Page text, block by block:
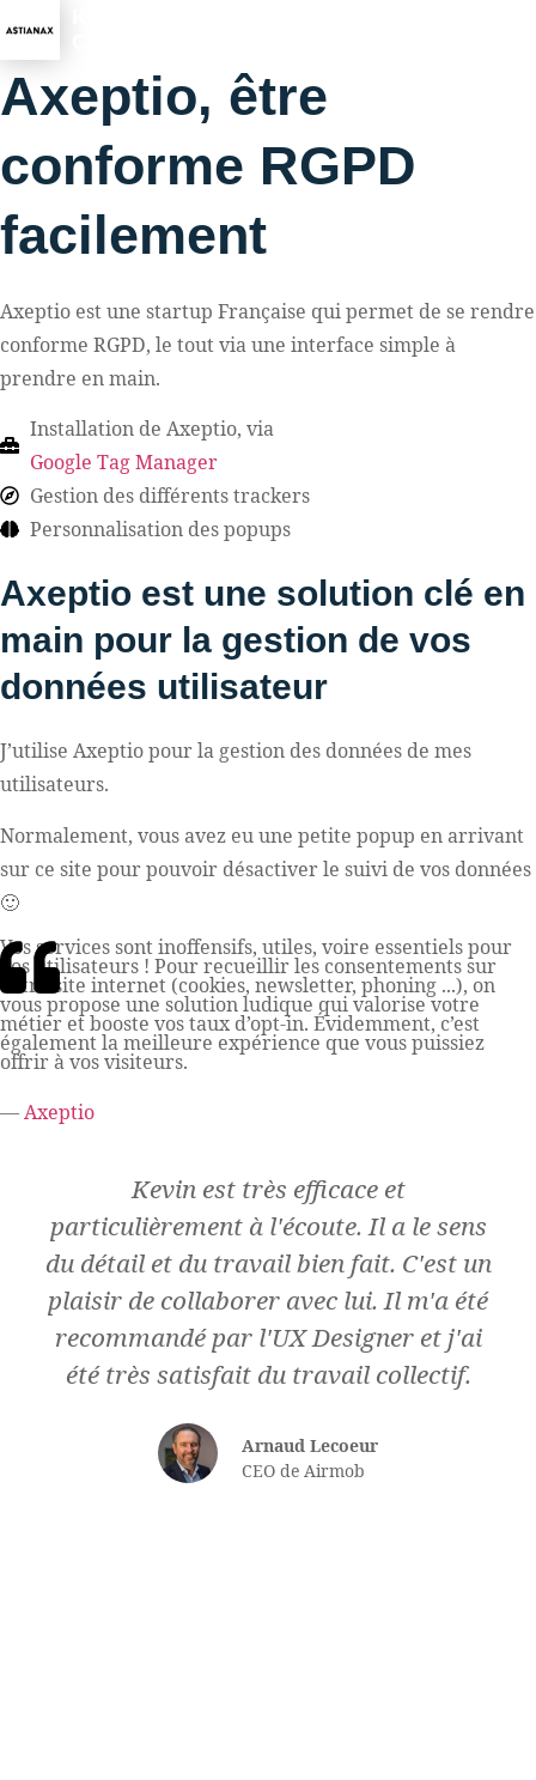
Axeptio, être
conforme RGPD
facilement
Axeptio est une startup Française qui permet de se rendre
conforme RGPD, le tout via une interface simple à
prendre en main.
Installation de Axeptio, via
Google Tag Manager
Gestion des différents trackers
Personnalisation des popups
Axeptio est une solution clé en
main pour la gestion de vos
données utilisateur
J’utilise Axeptio pour la gestion des données de mes
utilisateurs.
Normalement, vous avez eu une petite popup en arrivant
sur ce site pour pouvoir désactiver le suivi de vos données
🙂
Vos services sont inoffensifs, utiles, voire essentiels pour
vos utilisateurs ! Pour recueillir les consentements sur
votre site internet (cookies, newsletter, phoning ...), on
vous propose une solution ludique qui valorise votre
métier et booste vos taux d’opt-in. Évidemment, c’est
également la meilleure expérience que vous puissiez
offrir à vos visiteurs.
—Axeptio
Kevin est très efficace et
particulièrement à l'écoute. Il a le sens
du détail et du travail bien fait. C'est un
plaisir de collaborer avec lui. Il m'a été
recommandé par l'UX Designer et j'ai
été très satisfait du travail collectif.
Arnaud Lecoeur
CEO de Airmob